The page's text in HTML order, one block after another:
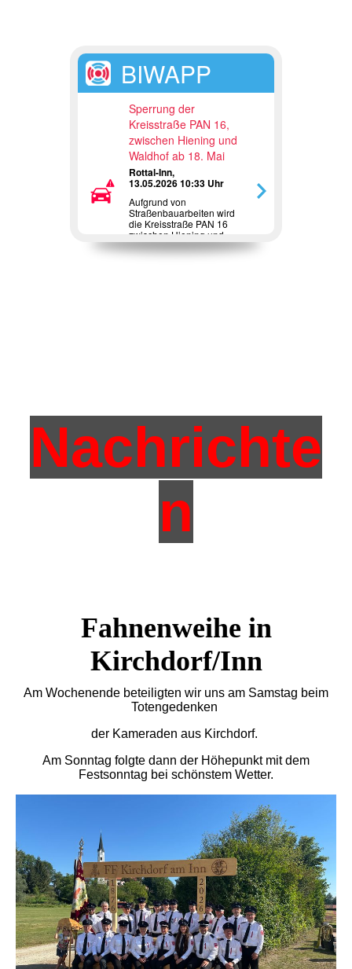
Nachrichte
n
Fahnenweihe in
Kirchdorf/Inn
Am Wochenende beteiligten wir uns am Samstag beim
Totengedenken
der Kameraden aus Kirchdorf.
Am Sonntag folgte dann der Höhepunkt mit dem
Festsonntag bei schönstem Wetter.